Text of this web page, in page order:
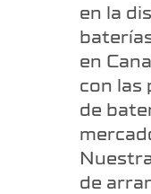
en la
en
con las
de
de